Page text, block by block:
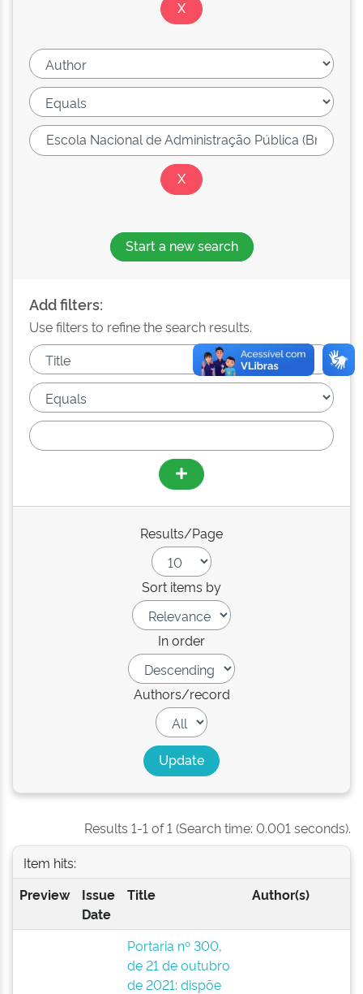
Start a new search
Add filters:
Use filters to refine the search results.
Results/Page
Sort items by
In order
Authors/record
Results 1-1 of 1 (Search time: 0.001 seconds).
Item hits:
Preview
Issue
Date
Title Author(s)
Portaria nº 300,
de 21 de outubro
de 2021: dispõe